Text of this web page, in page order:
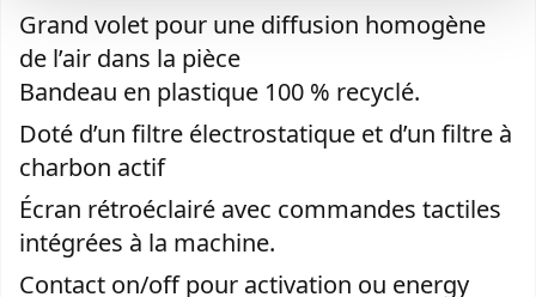
Grand volet pour une diffusion homogène
de l’air dans la pièce
Bandeau en plastique 100 % recyclé.
Doté d’un filtre électrostatique et d’un filtre à
charbon actif
Écran rétroéclairé avec commandes tactiles
intégrées à la machine.
Contact on/off pour activation ou energy